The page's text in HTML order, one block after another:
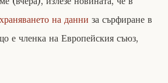
на данни за сърфиране в
е членка на Европейския съюз,